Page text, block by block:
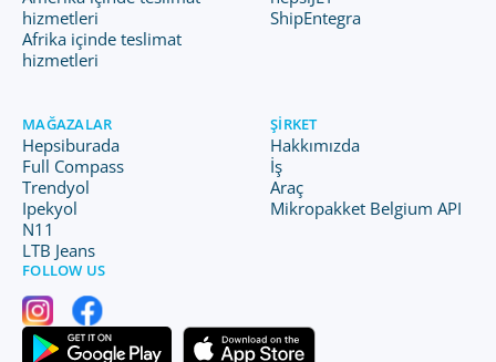
hizmetleri
Afrika içinde teslimat
hizmetleri
ShipEntegra
MAĞAZALAR
Hepsiburada
Full Compass
Trendyol
Ipekyol
N11
LTB Jeans
ŞIRKET
Hakkımızda
İş
Araç
Mikropakket Belgium API
FOLLOW US